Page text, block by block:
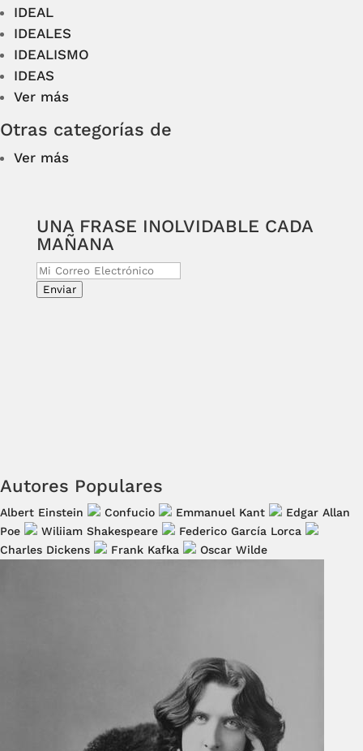
IDEAL
IDEALES
IDEALISMO
IDEAS
Ver más
Otras categorías de
Ver más
UNA FRASE INOLVIDABLE CADA
MAÑANA
Enviar
Autores Populares
Albert Einstein Confucio Emmanuel Kant
Edgar Allan
Poe
Wiliiam Shakespeare
Federico García Lorca
Charles Dickens
Frank Kafka Oscar Wilde